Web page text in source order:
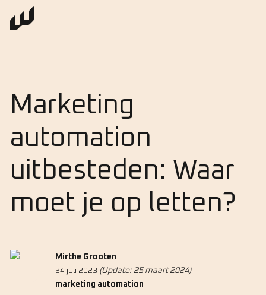
Marketing
automation
uitbesteden: Waar
moet je op letten?
Mirthe Grooten
24 juli 2023 (Update: 25 maart 2024)
marketing automation